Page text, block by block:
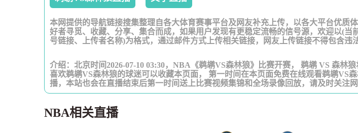
本网提供的导航链接搜集整理自各大体育赛事平台及网友补充上传，以各大平台优质
好者寻觅、收藏、分享、集合而成，如果用户发现有更稳定流畅的信号源，欢迎以(当
号链接、上传者名称)为格式，通过邮件方式上传相关链接，网友上传链接不得包含违
介绍：北京时间2026-07-10 03:30，NBA《鹈鹕VS森林狼》比赛开赛， 鹈鹕 VS 森林
喜欢鹈鹕VS森林狼的球迷可以收藏本页面， 第一时间在本页面免费在线观看鹈鹕VS
播，本站也会在直播结束后第一时间送上比赛视频集锦和全场录像回放，请及时关注
NBA相关直播